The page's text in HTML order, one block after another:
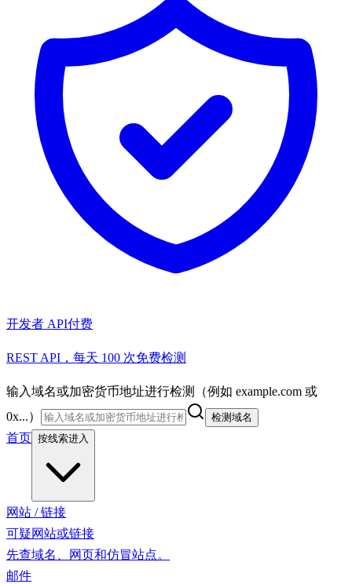
开发者 API付费
REST API，每天 100 次免费检测
输入域名或加密货币地址进行检测（例如 example.com 或
0x...）
检测域名
首页 按线索进入
网站 / 链接
可疑网站或链接
先查域名、网页和仿冒站点。
邮件